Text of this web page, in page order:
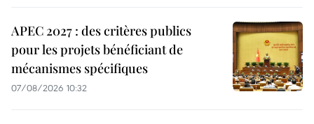
APEC 2027 : des critères publics
pour les projets bénéficiant de
mécanismes spécifiques
07/08/2026 10:32